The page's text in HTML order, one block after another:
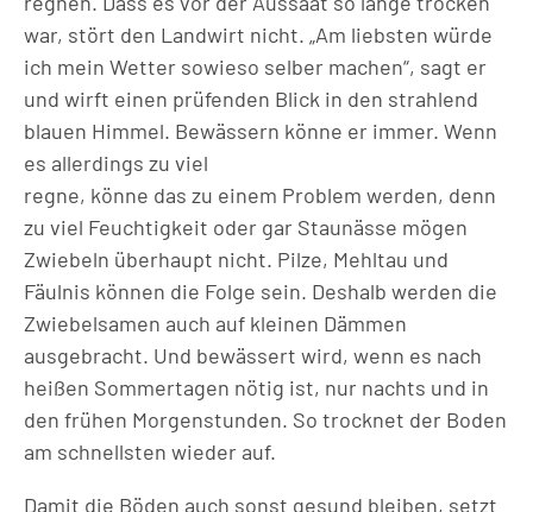
war, stört den Landwirt nicht. „Am liebsten würde
ich mein Wetter sowieso selber machen“, sagt er
und wirft einen prüfenden Blick in den strahlend
blauen Himmel. Bewässern könne er immer. Wenn
es allerdings zu viel
regne, könne das zu einem Problem werden, denn
zu viel Feuchtigkeit oder gar Staunässe mögen
Zwiebeln überhaupt nicht. Pilze, Mehltau und
Fäulnis können die Folge sein. Deshalb werden die
Zwiebelsamen auch auf kleinen Dämmen
ausgebracht. Und bewässert wird, wenn es nach
heißen Sommertagen nötig ist, nur nachts und in
den frühen Morgenstunden. So trocknet der Boden
am schnellsten wieder auf.
Damit die Böden auch sonst gesund bleiben, setzt